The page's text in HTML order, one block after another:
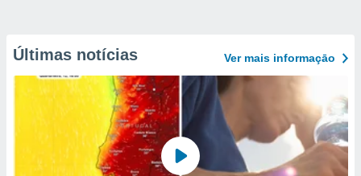
Últimas notícias Ver mais informaçāo